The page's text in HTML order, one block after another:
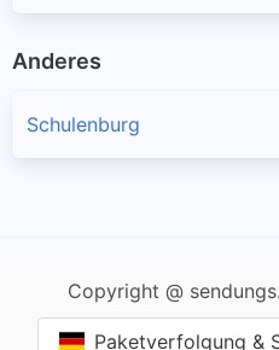
Anderes
Schulenburg
Copyright @
Paketverfolgung &